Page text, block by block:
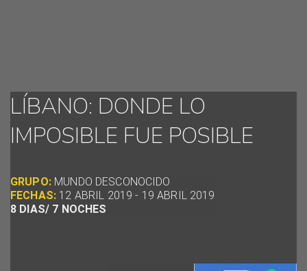
LÍBANO: DONDE LO
IMPOSIBLE FUE POSIBLE
GRUPO:MUNDO DESCONOCIDO
FECHAS: 12 ABRIL 2019 - 19 ABRIL 2019
8 DIAS/ 7 NOCHES